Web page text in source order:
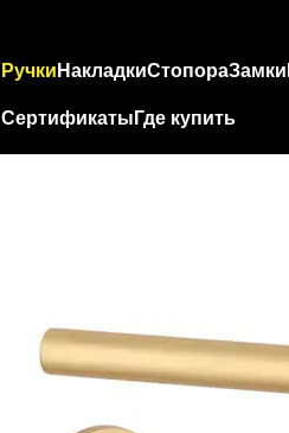
Ручки НакладкиСтопораЗамки
Сертификаты Где купить